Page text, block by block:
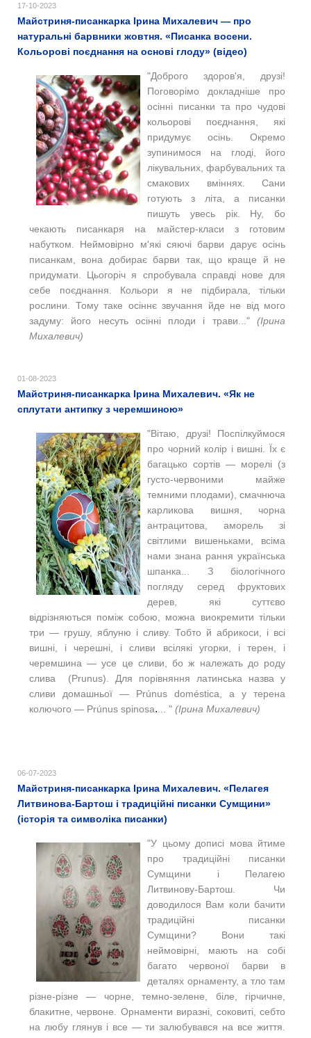
17-10-2023
Майстриня-писанкарка Ірина Михалевич — про
натуральні барвники жовтня. «Писанка восени.
Кольорові поєднання на основі глоду» (відео)
"Доброго здоров'я, друзі!
Поговорімо докладніше про
осінні писанки та про чудові
кольорові поєднання, які
придумує осінь. Окремо
зупинимося на глоді, його
лікувальних, фарбувальних та
смакових вміннях. Сани
готують з літа, а писанки
пишуть увесь рік. Ну, бо
чекають писанкаря на майстер-класи з готовим
набутком. Неймовірно м'які сяючі барви дарує осінь
писанкам, вона добирає барви так, що краще й не
придумати. Цьогоріч я спробувала справді нове для
себе поєднання. Кольори я не підбирала, тільки
рослини. Тому таке осіннє звучання йде не від мого
задуму: його несуть осінні плоди і трави..." (Ірина
Михалевич)
01-08-2023
Майстриня-писанкарка Ірина Михалевич. «Як не
сплутати антипку з черемшиною»
"Вітаю, друзі! Поспілкуймося
про чорний колір і вишні. Їх є
багацько сортів — морелі (з
густо-червоними майже
темними плодами), смачнюча
карликова вишня, чорна
антрацитова, аморель зі
світлими вишеньками, всіма
нами знана рання українська
шпанка... З біологічного
погляду серед фруктових
дерев, які суттєво
відрізняються поміж собою, можна виокремити тільки
три — грушу, яблуню і сливу. Тобто й абрикоси, і всі
вишні, і черешні, і сливи всілякі угорки, і терен, і
черемшина — усе це сливи, бо ж належать до роду
слива (Prunus). Для порівняння латинська назва у
сливи домашньої — Prúnus doméstica, а у терена
колючого — Prúnus spinosa. ... " (Ірина Михалевич)
06-07-2023
Майстриня-писанкарка Ірина Михалевич. «Пелагея
Литвинова-Бартош і традиційні писанки Сумщини»
(історія та символіка писанки)
"У цьому дописі мова йтиме
про традиційні писанки
Сумщини і Пелагею
Литвинову-Бартош. Чи
доводилося Вам коли бачити
традиційні писанки
Сумщини? Вони такі
неймовірні, мають на собі
багато червоної барви в
деталях орнаменту, а тло там
різне-різне — чорне, темно-зелене, біле, гірчичне,
блакитне, червоне. Орнаменти виразні, соковиті, себто
на любу глянув і все — ти залюбувався на все життя.